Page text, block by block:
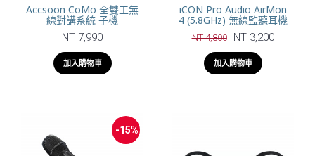
Accsoon CoMo 全雙工無
線對講系統 子機
NT 7,990
加入購物車
iCON Pro Audio AirMon
4 (5.8GHz) 無線監聽耳機
NT 4,800 NT 3,200
加入購物車
-15%